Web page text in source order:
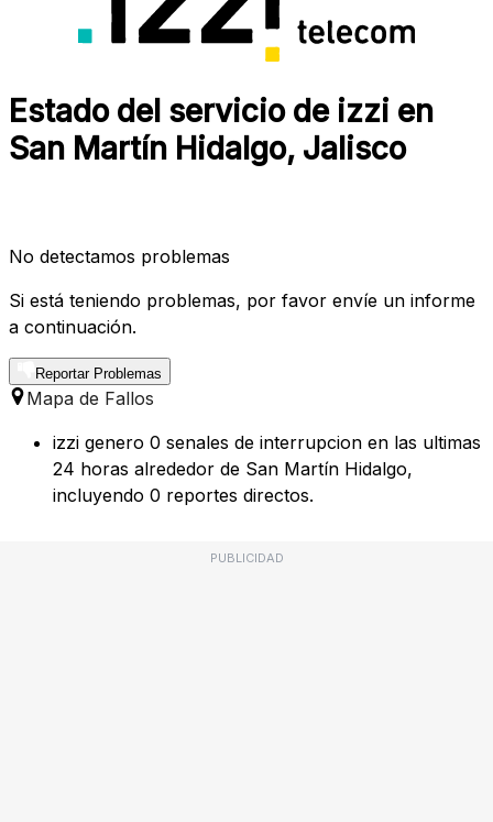
Estado del servicio de izzi en
San Martín Hidalgo, Jalisco
No detectamos problemas
Si está teniendo problemas, por favor envíe un informe
a continuación.
Reportar Problemas
Mapa de Fallos
izzi genero 0 senales de interrupcion en las ultimas
24 horas alrededor de San Martín Hidalgo,
incluyendo 0 reportes directos.
PUBLICIDAD